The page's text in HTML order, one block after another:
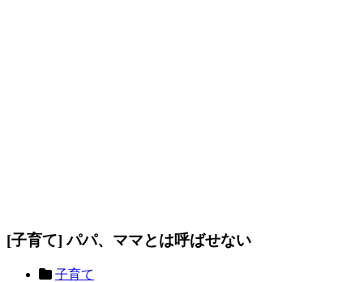
[子育て] パパ、ママとは呼ばせない
子育て